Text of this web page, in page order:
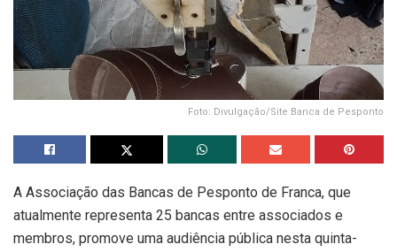
Foto: Divulgação/Site Banca de Pesponto
A Associação das Bancas de Pesponto de Franca, que
atualmente representa 25 bancas entre associados e
membros, promove uma audiência pública nesta quinta-